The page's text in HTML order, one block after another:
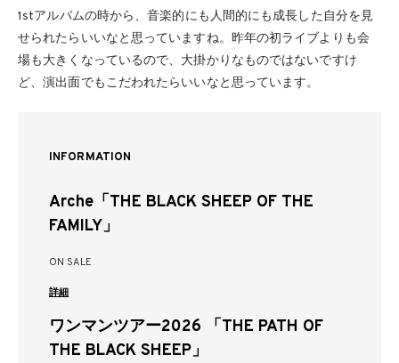
1stアルバムの時から、音楽的にも人間的にも成長した自分を見
せられたらいいなと思っていますね。昨年の初ライブよりも会
場も大きくなっているので、大掛かりなものではないですけ
ど、演出面でもこだわれたらいいなと思っています。
INFORMATION
Arche「THE BLACK SHEEP OF THE
FAMILY」
ON SALE
詳細
ワンマンツアー2026 「THE PATH OF
THE BLACK SHEEP」